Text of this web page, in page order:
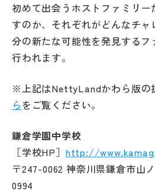
初めて出会うホストファミリ
すのか、それぞれがどんなチャ
分の新たな可能性を発見するフ
行われます。
※上記はNettyLandかわら版の
ら をご覧ください。
鎌倉学園中学校
［学校HP］ http://
〒247-0062 神奈川県鎌倉市山
0994